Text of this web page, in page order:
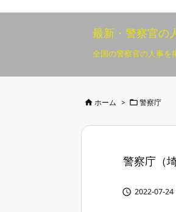
最新・警察官の
全国の警察官の人事を
 ホーム >  警察庁
警察庁（
 2022-07-24